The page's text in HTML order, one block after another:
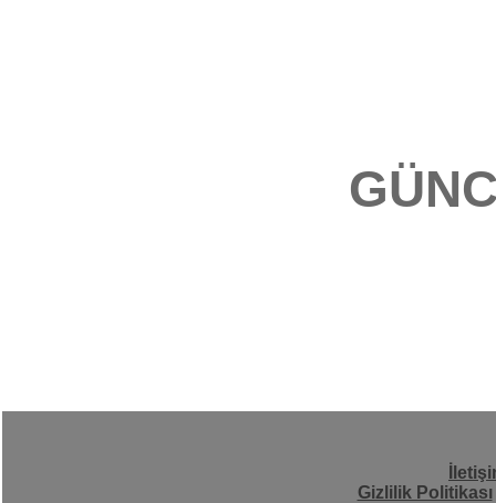
Gizlilik Politikası